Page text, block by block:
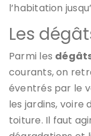
l’habitation
Les
Parmi les
courants, on
éventrés par le
les jardins, voire
toiture. Il faut